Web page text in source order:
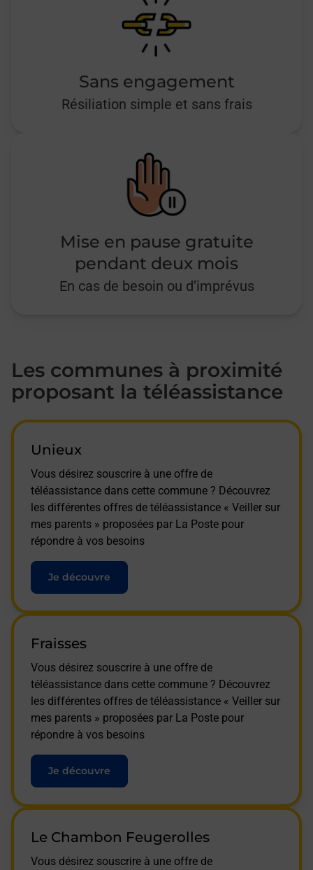
Sans engagement
Résiliation simple et sans frais
Mise en pause gratuite
pendant deux mois
En cas de besoin ou d’imprévus
Les communes à proximité
proposant la téléassistance
Unieux
Vous désirez souscrire à une offre de
téléassistance dans cette commune ? Découvrez
les différentes offres de téléassistance « Veiller sur
mes parents » proposées par La Poste pour
répondre à vos besoins
Je découvre
Fraisses
Vous désirez souscrire à une offre de
téléassistance dans cette commune ? Découvrez
les différentes offres de téléassistance « Veiller sur
mes parents » proposées par La Poste pour
répondre à vos besoins
Je découvre
Le Chambon Feugerolles
Vous désirez souscrire à une offre de